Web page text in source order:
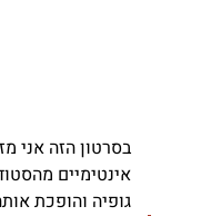
בסרטון הזה אני
אינטימיים
גופיה והופכת